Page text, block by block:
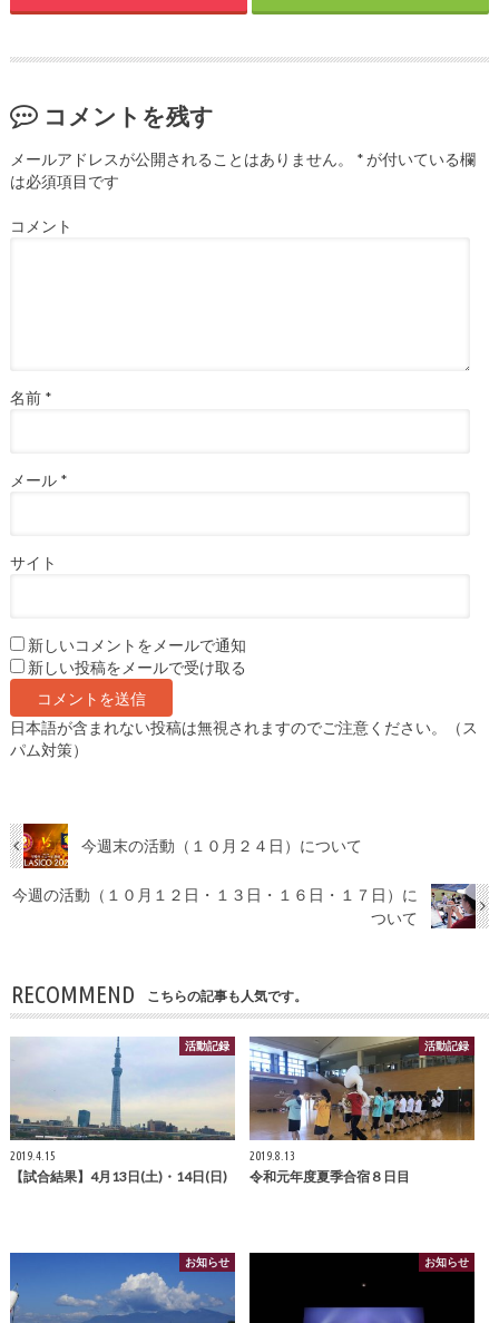
コメントを残す
メールアドレスが公開されることはありません。 *が付いている欄
は必須項目です
コメント
名前 *
メール *
サイト
新しいコメントをメールで通知
新しい投稿をメールで受け取る
日本語が含まれない投稿は無視されますのでご注意ください。（ス
パム対策）
今週末の活動（１０月２４日）について
今週の活動（１０月１２日・１３日・１６日・１７日）に
ついて
RECOMMEND こちらの記事も人気です。
活動記録
2019.4.15
【試合結果】4月13日(土)・14日(日)
活動記録
2019.8.13
令和元年度夏季合宿８日目
お知らせ お知らせ